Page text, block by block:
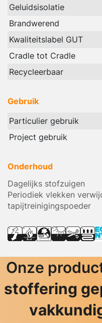
Geluidsisolatie
Brandwerend
Kwaliteitslabel GUT
Cradle tot Cradle
Recycleerbaar
Gebruik
Particulier gebruik
Project gebruik
Onderhoud
Dagelijks stofzuigen
Periodiek vlekken
tapijtreinigingspoeder
Onze
stoffering